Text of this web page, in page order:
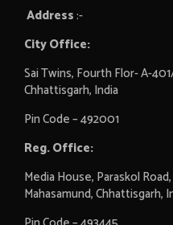
Address:-
City Office:
Sai Twins, Fourth Flor- A-
Chhattisgarh, India
Pin Code – 492001
Reg. Office:
Media House, Paraskol
Mahasamund, Chhattisgarh,